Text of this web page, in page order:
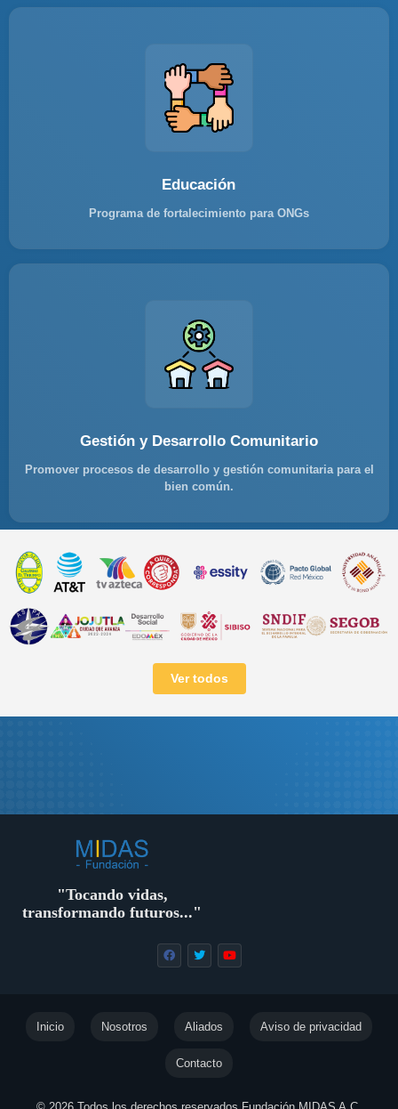
Educación
Programa de fortalecimiento para ONGs
Gestión y Desarrollo Comunitario
Promover procesos de desarrollo y gestión comunitaria para el
bien común.
Ver todos
"Tocando vidas,
transformando futuros..."
Inicio Nosotros Aliados Aviso de privacidad
Contacto